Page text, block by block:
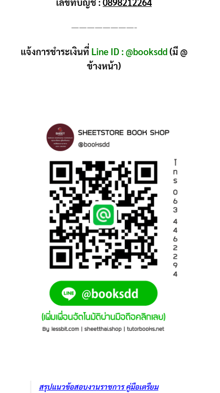
————————-
แจ้งการชำระเงินที่ Line ID : @booksdd(มี @
ข้างหน้า)
สรุปแนวข้อสอบงานราชการ คู่มือเตรืยม